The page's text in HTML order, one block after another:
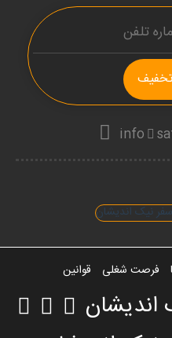
info
فرصت شغلی قوانین